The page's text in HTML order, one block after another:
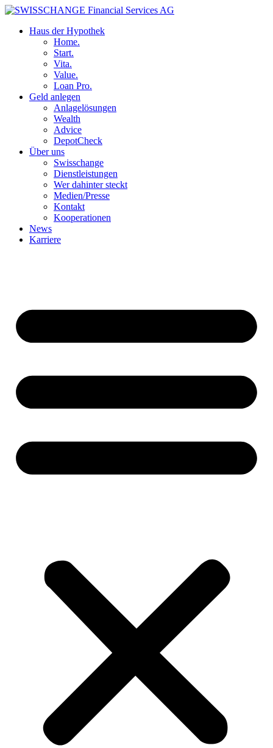
Haus der Hypothek
Home.
Start.
Vita.
Value.
Loan Pro.
Geld anlegen
Anlagelösungen
Wealth
Advice
DepotCheck
Über uns
Swisschange
Dienstleistungen
Wer dahinter steckt
Medien/Presse
Kontakt
Kooperationen
News
Karriere